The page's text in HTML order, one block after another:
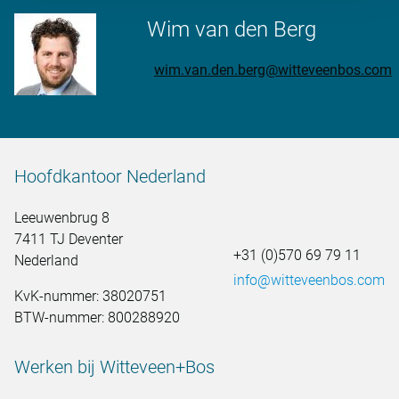
Wim van den Berg
wim.van.den.berg@witteveenbos.com
Hoofdkantoor Nederland
Leeuwenbrug 8
7411 TJ Deventer
Nederland
KvK-nummer: 38020751
BTW-nummer: 800288920
+31 (0)570 69 79 11
info@witteveenbos.com
Werken bij Witteveen+Bos